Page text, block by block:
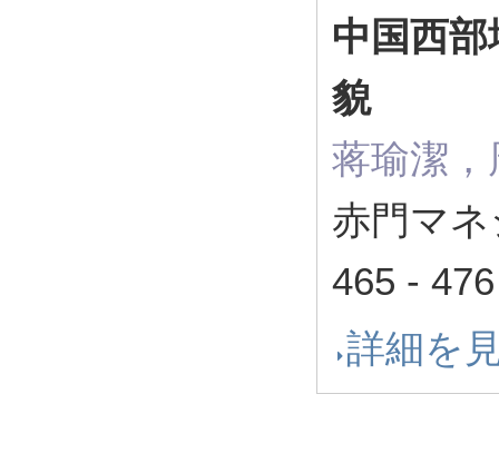
中国西
貌
蒋瑜潔
赤門マ
465 -
詳細を